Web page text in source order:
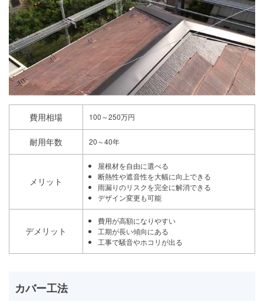
費用相場 100～250万円
耐用年数 20～40年
メリット
屋根材を自由に選べる
断熱性や遮音性を大幅に向上できる
雨漏りのリスクを完全に解消できる
デザイン変更も可能
デメリット
費用が高額になりやすい
工期が長い傾向にある
工事で騒音やホコリが出る
カバー工法